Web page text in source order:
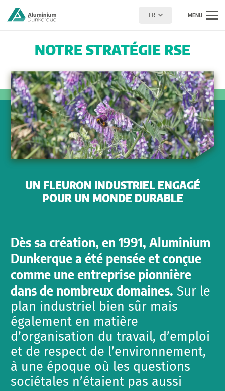
FR MENU
NOTRE STRATÉGIE RSE
UN FLEURON INDUSTRIEL ENGAGÉ
POUR UN MONDE DURABLE
Dès sa création, en 1991, Aluminium
Dunkerque a été pensée et conçue
comme une entreprise pionnière
dans de nombreux domaines. Sur le
plan industriel bien sûr mais
également en matière
d’organisation du travail, d’emploi
et de respect de l’environnement,
à une époque où les questions
sociétales n’étaient pas aussi